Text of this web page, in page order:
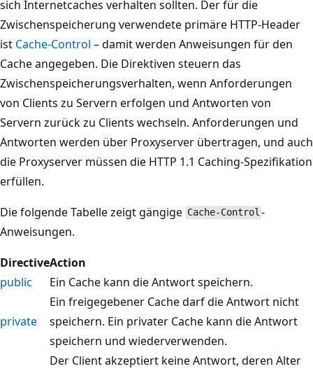
sich Internetcaches verhalten sollten. Der für die
Zwischenspeicherung verwendete primäre HTTP-Header
ist Cache-Control – damit werden Anweisungen für den
Cache angegeben. Die Direktiven steuern das
Zwischenspeicherungsverhalten, wenn Anforderungen
von Clients zu Servern erfolgen und Antworten von
Servern zurück zu Clients wechseln. Anforderungen und
Antworten werden über Proxyserver übertragen, und auch
die Proxyserver müssen die HTTP 1.1 Caching-Spezifikation
erfüllen.
Die folgende Tabelle zeigt gängige Cache-Control -
Anweisungen.
DirectiveAction
public
Ein Cache kann die Antwort speichern.
private
Ein freigegebener Cache darf die Antwort nicht
speichern. Ein privater Cache kann die Antwort
speichern und wiederverwenden.
Der Client akzeptiert keine Antwort, deren Alter